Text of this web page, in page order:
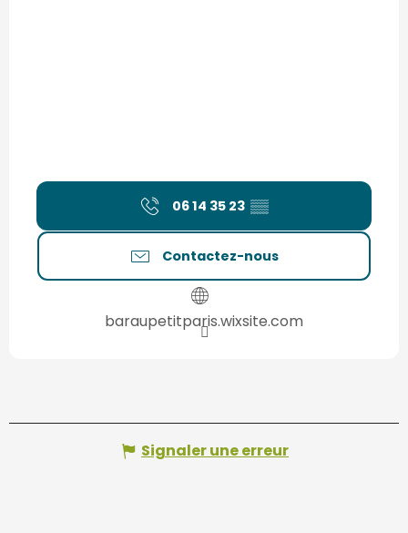
06 14 35 23 ▒▒
Contactez-nous
baraupetitparis.wixsite.com
Signaler une erreur